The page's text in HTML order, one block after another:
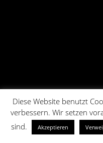
Diese Website benutzt
verbessern. Wir setzen
sind.
Akzeptieren